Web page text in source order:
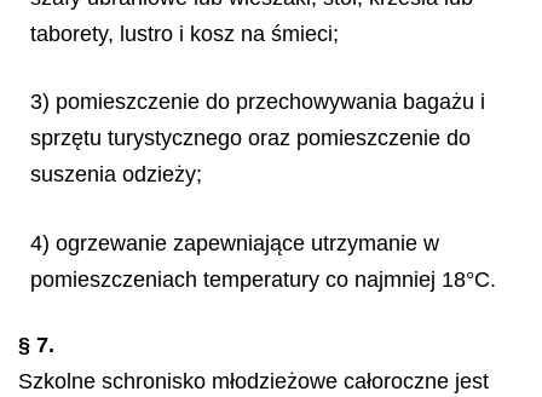
taborety, lustro i kosz na śmieci;
3) pomieszczenie do przechowywania bagażu i
sprzętu turystycznego oraz pomieszczenie do
suszenia odzieży;
4) ogrzewanie zapewniające utrzymanie w
pomieszczeniach temperatury co najmniej 18°C.
§ 7.
Szkolne schronisko młodzieżowe całoroczne jest